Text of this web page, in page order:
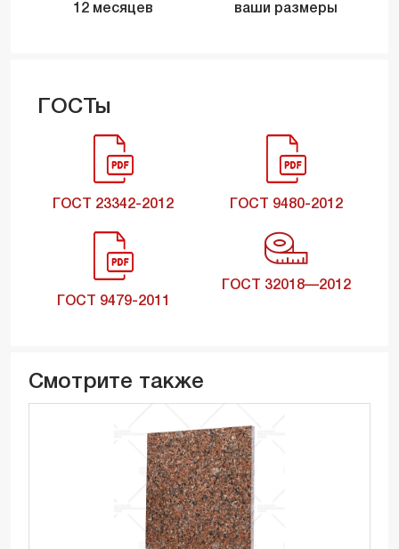
12 месяцев
ваши размеры
ГОСТы
ГОСТ 23342-2012 ГОСТ 9480-2012
ГОСТ 9479-2011
ГОСТ 32018—2012
Смотрите также